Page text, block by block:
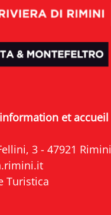
et accueil
3 - 47921 Rimini
Turistica